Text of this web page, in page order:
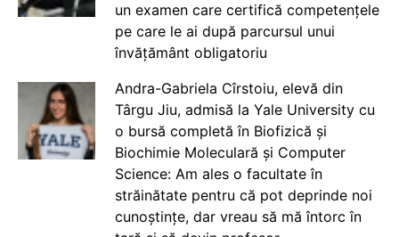
un examen care certifică competențele
pe care le ai după parcursul unui
învățământ obligatoriu
Andra-Gabriela Cîrstoiu, elevă din
Târgu Jiu, admisă la Yale University cu
o bursă completă în Biofizică și
Biochimie Moleculară și Computer
Science: Am ales o facultate în
străinătate pentru că pot deprinde noi
cunoștințe, dar vreau să mă întorc în